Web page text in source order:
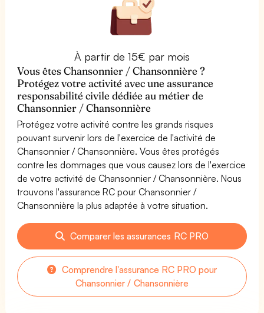
À partir de 15€ par mois
Vous êtes Chansonnier / Chansonnière ?
Protégez votre activité avec une assurance
responsabilité civile dédiée au métier de
Chansonnier / Chansonnière
Protégez votre activité contre les grands risques
pouvant survenir lors de l'exercice de l'activité de
Chansonnier / Chansonnière. Vous êtes protégés
contre les dommages que vous causez lors de l'exercice
de votre activité de Chansonnier / Chansonnière. Nous
trouvons l'assurance RC pour Chansonnier /
Chansonnière la plus adaptée à votre situation.
Comparer les assurances RC PRO
Comprendre l'assurance RC PRO pour
Chansonnier / Chansonnière